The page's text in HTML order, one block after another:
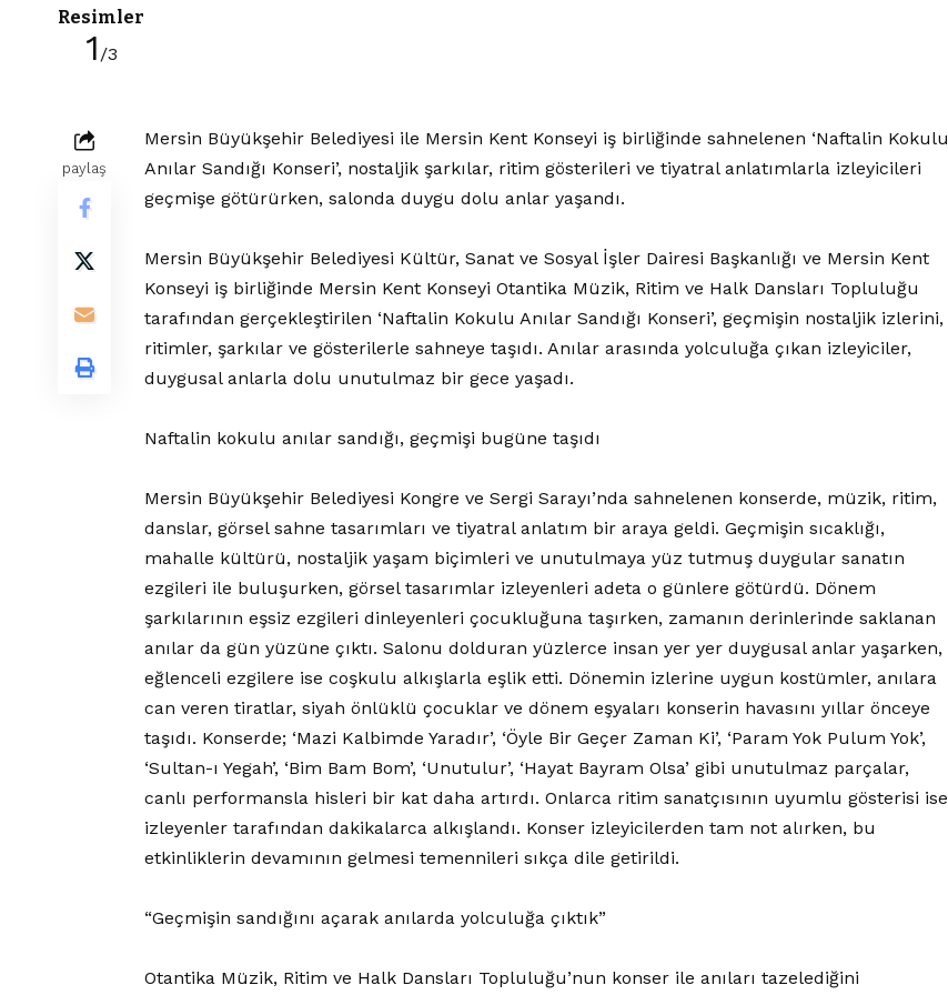
Resimler
1 /3
paylaş
Mersin Büyükşehir Belediyesi ile Mersin Kent Konseyi iş birliğinde sahnelenen ‘Naftalin Kokulu
Anılar Sandığı Konseri’, nostaljik şarkılar, ritim gösterileri ve tiyatral anlatımlarla izleyicileri
geçmişe götürürken, salonda duygu dolu anlar yaşandı.
Mersin Büyükşehir Belediyesi Kültür, Sanat ve Sosyal İşler Dairesi Başkanlığı ve Mersin Kent
Konseyi iş birliğinde Mersin Kent Konseyi Otantika Müzik, Ritim ve Halk Dansları Topluluğu
tarafından gerçekleştirilen ‘Naftalin Kokulu Anılar Sandığı Konseri’, geçmişin nostaljik izlerini,
ritimler, şarkılar ve gösterilerle sahneye taşıdı. Anılar arasında yolculuğa çıkan izleyiciler,
duygusal anlarla dolu unutulmaz bir gece yaşadı.
Naftalin kokulu anılar sandığı, geçmişi bugüne taşıdı
Mersin Büyükşehir Belediyesi Kongre ve Sergi Sarayı’nda sahnelenen konserde, müzik, ritim,
danslar, görsel sahne tasarımları ve tiyatral anlatım bir araya geldi. Geçmişin sıcaklığı,
mahalle kültürü, nostaljik yaşam biçimleri ve unutulmaya yüz tutmuş duygular sanatın
ezgileri ile buluşurken, görsel tasarımlar izleyenleri adeta o günlere götürdü. Dönem
şarkılarının eşsiz ezgileri dinleyenleri çocukluğuna taşırken, zamanın derinlerinde saklanan
anılar da gün yüzüne çıktı. Salonu dolduran yüzlerce insan yer yer duygusal anlar yaşarken,
eğlenceli ezgilere ise coşkulu alkışlarla eşlik etti. Dönemin izlerine uygun kostümler, anılara
can veren tiratlar, siyah önlüklü çocuklar ve dönem eşyaları konserin havasını yıllar önceye
taşıdı. Konserde; ‘Mazi Kalbimde Yaradır’, ‘Öyle Bir Geçer Zaman Ki’, ‘Param Yok Pulum Yok’,
‘Sultan-ı Yegah’, ‘Bim Bam Bom’, ‘Unutulur’, ‘Hayat Bayram Olsa’ gibi unutulmaz parçalar,
canlı performansla hisleri bir kat daha artırdı. Onlarca ritim sanatçısının uyumlu gösterisi ise
izleyenler tarafından dakikalarca alkışlandı. Konser izleyicilerden tam not alırken, bu
etkinliklerin devamının gelmesi temennileri sıkça dile getirildi.
“Geçmişin sandığını açarak anılarda yolculuğa çıktık”
Otantika Müzik, Ritim ve Halk Dansları Topluluğu’nun konser ile anıları tazelediğini